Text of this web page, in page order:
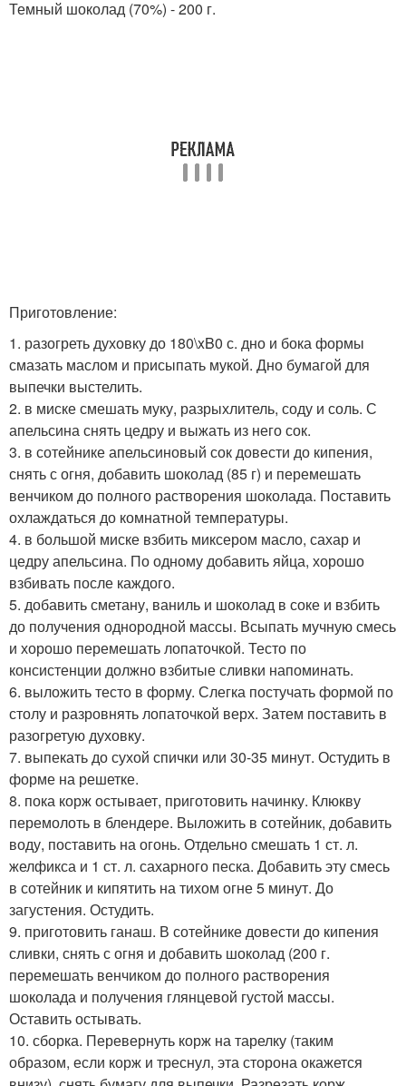
Темный шоколад (70%) - 200 г.
Приготовление:
1. разогреть духовку до 180\xB0 с. дно и бока формы
смазать маслом и присыпать мукой. Дно бумагой для
выпечки выстелить.
2. в миске смешать муку, разрыхлитель, соду и соль. С
апельсина снять цедру и выжать из него сок.
3. в сотейнике апельсиновый сок довести до кипения,
снять с огня, добавить шоколад (85 г) и перемешать
венчиком до полного растворения шоколада. Поставить
охлаждаться до комнатной температуры.
4. в большой миске взбить миксером масло, сахар и
цедру апельсина. По одному добавить яйца, хорошо
взбивать после каждого.
5. добавить сметану, ваниль и шоколад в соке и взбить
до получения однородной массы. Всыпать мучную смесь
и хорошо перемешать лопаточкой. Тесто по
консистенции должно взбитые сливки напоминать.
6. выложить тесто в формy. Слегка постучать формой по
столу и разровнять лопаточкой верх. Затем поставить в
разогретую духовку.
7. выпекать до сухой спички или 30-35 минут. Остудить в
форме на решетке.
8. пока корж остывает, приготовить начинку. Клюкву
перемолоть в блендере. Выложить в сотейник, добавить
воду, поставить на огонь. Отдельно смешать 1 ст. л.
желфикса и 1 ст. л. сахарного песка. Добавить эту смесь
в сотейник и кипятить на тихом огне 5 минут. До
загустения. Остудить.
9. приготовить ганаш. В сотейнике довести до кипения
сливки, снять с огня и добавить шоколад (200 г.
перемешать венчиком до полного растворения
шоколада и получения глянцевой густой массы.
Оставить остывать.
10. сборка. Перевернуть корж на тарелку (таким
образом, если корж и треснул, эта сторона окажется